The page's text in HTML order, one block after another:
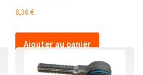
8,36€
Ajouter au panier